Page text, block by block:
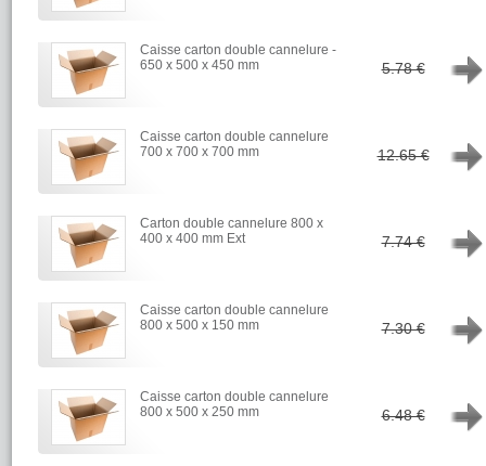
Caisse carton double cannelure -
650 x 500 x 450 mm
5.78 €
Caisse carton double cannelure
700 x 700 x 700 mm
12.65 €
Carton double cannelure 800 x
400 x 400 mm Ext
7.74 €
Caisse carton double cannelure
800 x 500 x 150 mm
7.30 €
Caisse carton double cannelure
800 x 500 x 250 mm
6.48 €